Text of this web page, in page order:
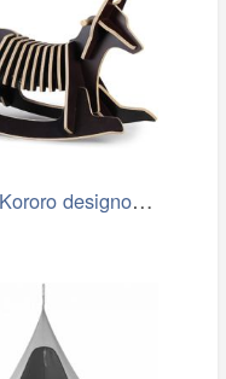
Hubero Kororo designové houpací psi…